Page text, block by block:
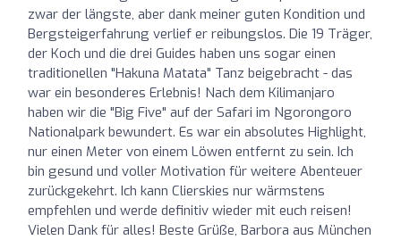
zwar der längste, aber dank meiner guten Kondition und
Bergsteigerfahrung verlief er reibungslos. Die 19 Träger,
der Koch und die drei Guides haben uns sogar einen
traditionellen "Hakuna Matata" Tanz beigebracht - das
war ein besonderes Erlebnis! Nach dem Kilimanjaro
haben wir die "Big Five" auf der Safari im Ngorongoro
Nationalpark bewundert. Es war ein absolutes Highlight,
nur einen Meter von einem Löwen entfernt zu sein. Ich
bin gesund und voller Motivation für weitere Abenteuer
zurückgekehrt. Ich kann Clierskies nur wärmstens
empfehlen und werde definitiv wieder mit euch reisen!
Vielen Dank für alles! Beste Grüße, Barbora aus München